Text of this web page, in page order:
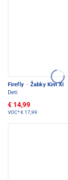
Firefly · Žabky Kim XI
Deti
€ 14,99
VOC*€ 17,99